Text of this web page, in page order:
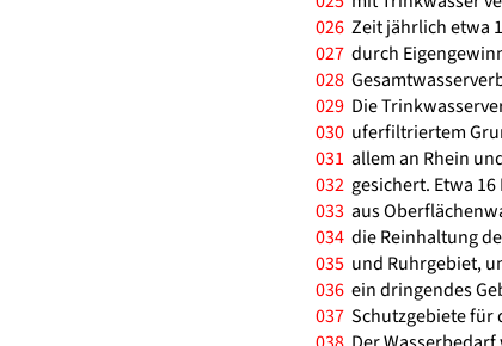
026 Zeit jährlich etwa
027 durch
028
029 Die
030 uferfiltriertem
031 allem an Rhein
032 gesichert. Etwa
033 aus
034 die Reinhaltung
035 und Ruhrgebiet,
036 ein dringendes
037 Schutzgebiete für